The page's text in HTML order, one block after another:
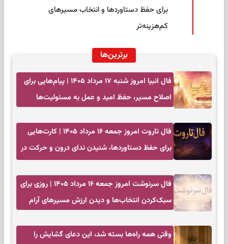
برای حفظ دستاوردها و انتخاب مسیرهای
کم‌هزینه‌تر
برترین‌ها
فال انبیا امروز شنبه ۱۷ مرداد ۱۴۰۵ | پیام‌هایی برای
اصلاح مسیر، حفظ امید و عمل به مسئولیت‌ها
فال تاروت امروز جمعه ۱۶ مرداد ۱۴۰۵ | کارت‌هایی
برای حفظ دستاوردها، شنیدن ندای درون و حرکت در
فال سرنوشت امروز جمعه ۱۶ مرداد ۱۴۰۵ | روزی برای
سبک‌کردن انتخاب‌ها و دیدن ارزش مسیرهای آرام
وقتی همه راه‌ها بسته شد، این دعای گشایش را